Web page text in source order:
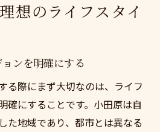
想のライフスタイ
ンを明確にする
る際にまず大切なのは、ライフ
確にすることです。小田原は自
た地域であり、都市とは異なる